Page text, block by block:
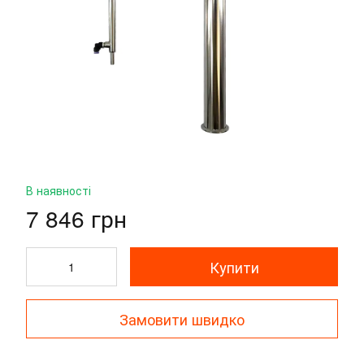
В наявності
7 846 грн
Купити
Замовити швидко